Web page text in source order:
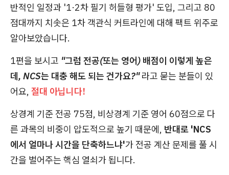
반적인 일정과 '1·2차 필기 허들형 평가' 도입, 그리고 80
점대까지 치솟은 1차 객관식 커트라인에 대해 팩트 위주로
알아보았습니다.
1편을 보시고 "그럼 전공(또는 영어) 배점이 이렇게 높은
데, NCS는 대충 해도 되는 건가요?"라고 묻는 분들이 있
어요, 절대 아닙니다!
상경계 기준 전공 75점, 비상경계 기준 영어 60점으로 다
른 과목의 비중이 압도적으로 높기 때문에, 반대로 'NCS
에서 얼마나 시간을 단축하느냐'가 전공 계산 문제를 풀 시
간을 벌어주는 핵심 열쇠가 됩니다.